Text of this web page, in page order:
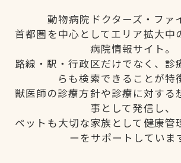
動物病院ドクターズ・ファ
首都圏を中心としてエリア拡大中
病院情報サイト。
路線・駅・行政区だけでなく、診
らも検索できることが特
獣医師の診療方針や診療に対する
事として発信し、
ペットも大切な家族として健康管
ーをサポートしていま